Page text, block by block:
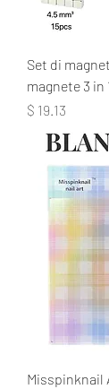
Set di
magnete 3
Prezzo
$ 19.13
Misspinknail